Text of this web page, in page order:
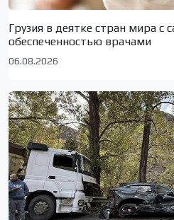
Грузия в деятке стран мира с
обеспеченностью врачами
06.08.2026